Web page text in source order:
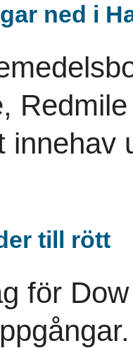
ned i
innehav
till rött
för